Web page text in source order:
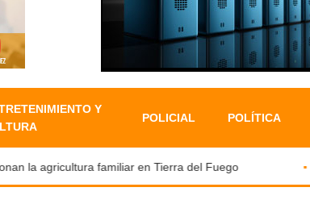
Y
POLICIAL POLÍTICA
la agricultura familiar en Tierra del Fuego